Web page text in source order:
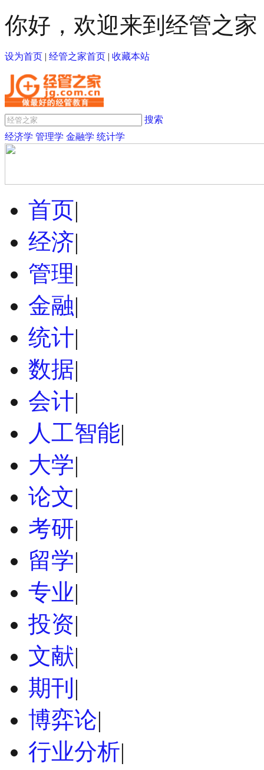
你好，欢迎来到经管之家
设为首页 | 经管之家首页 | 收藏本站
搜索
经济学 管理学 金融学 统计学
首页|
经济|
管理|
金融|
统计|
数据|
会计|
人工智能|
大学|
论文|
考研|
留学|
专业|
投资|
文献|
期刊 |
博弈论|
行业分析|